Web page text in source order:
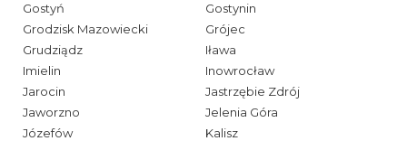
Gostyń
Gostynin
Grodzisk Mazowiecki
Grójec
Grudziądz
Iława
Imielin
Inowrocław
Jarocin
Jastrzębie Zdrój
Jaworzno
Jelenia Góra
Józefów
Kalisz